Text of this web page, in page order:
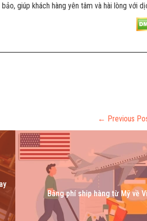
giúp khách hàng yên tâm và hài lòng với
← Previous
Bảng phí ship hàng từ Mỹ về